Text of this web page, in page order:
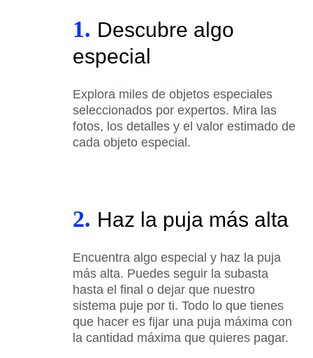
1. Descubre algo
especial
Explora miles de objetos especiales
seleccionados por expertos. Mira las
fotos, los detalles y el valor estimado de
cada objeto especial.
2. Haz la puja más alta
Encuentra algo especial y haz la puja
más alta. Puedes seguir la subasta
hasta el final o dejar que nuestro
sistema puje por ti. Todo lo que tienes
que hacer es fijar una puja máxima con
la cantidad máxima que quieres pagar.